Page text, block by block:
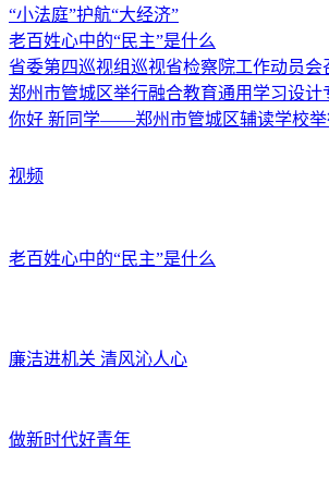
“小法庭”护航“大经济”
老百姓心中的“民主”是什么
省委第四巡视组巡视省检察院工作动员
郑州市管城区举行融合教育通用学习设计
你好 新同学——郑州市管城区辅读学校举
视频
老百姓心中的“民主”是什么
廉洁进机关 清风沁人心
做新时代好青年